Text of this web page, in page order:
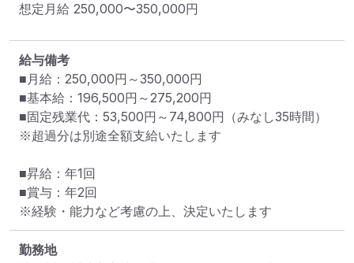
想定月給 250,000〜350,000円
給与備考
■月給：250,000円～350,000円
■基本給：196,500円～275,200円
■固定残業代：53,500円～74,800円（みなし35時間）
※超過分は別途全額支給いたします
■昇給：年1回
■賞与：年2回
※経験・能力など考慮の上、決定いたします
勤務地